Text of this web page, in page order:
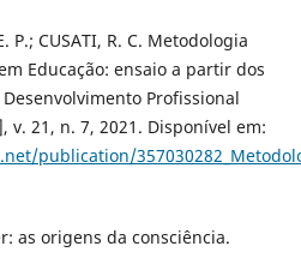
P.; CUSATI, R. C. Metodologia
Educação: ensaio a partir dos
Profissional
v. 21, n. 7, 2021. Disponível em:
publication/
as origens da consciência.